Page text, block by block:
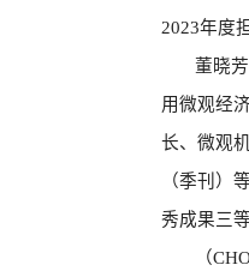
2023年度
董晓芳
用微观经
长、微观
（季刊）
秀成果三
（C